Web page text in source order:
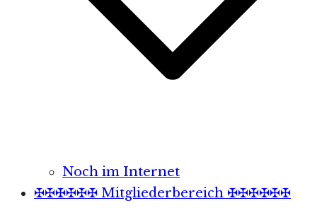
Noch im Internet
✠✠✠✠✠✠ Mitgliederbereich ✠✠✠✠✠✠